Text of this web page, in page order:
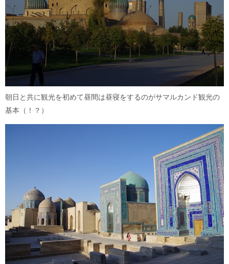
朝日と共に観光を初めて昼間は昼寝をするのがサマルカンド観光の
基本（！？）